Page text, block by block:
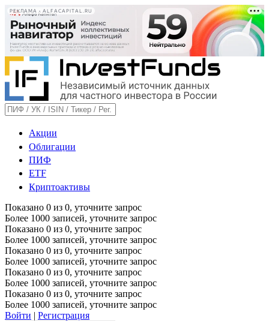
РЕКЛАМА • ALFACAPITAL.RU
Акции
Облигации
ПИФ
ETF
Криптоактивы
Показано 0 из 0, уточните запрос
Более 1000 записей, уточните запрос
Показано 0 из 0, уточните запрос
Более 1000 записей, уточните запрос
Показано 0 из 0, уточните запрос
Более 1000 записей, уточните запрос
Показано 0 из 0, уточните запрос
Более 1000 записей, уточните запрос
Показано 0 из 0, уточните запрос
Более 1000 записей, уточните запрос
Войти | Регистрация